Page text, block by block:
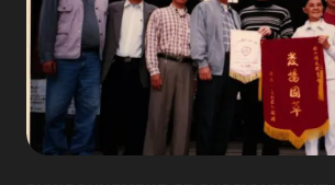
ÉTAT
DES
LIEUX,
LA
VIOLENCE
DU